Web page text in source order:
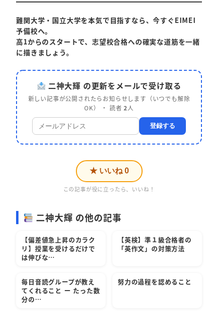
難関大学・国立大学を本気で目指すなら、今すぐEIMEI
予備校へ。
高1からのスタートで、志望校合格への確実な道筋を一緒
に描きましょう。
二神大輝 の更新をメールで受け取る
新しい記事が公開されたらお知らせします（いつでも解除
OK） ・ 読者2人
登録する
★ いいね 0
この記事が役に立ったら、いいね！
二神大輝 の他の記事
【偏差値急上昇のカラク
リ】授業を受けるだけで
は伸びな…
【英検】準１級合格者の
「英作文」の対策方法
毎日音読グループが教え
てくれること ー たった数
分の…
努力の過程を認めること